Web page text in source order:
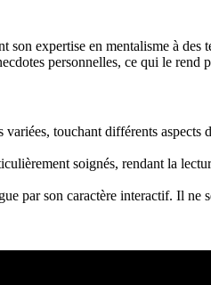
expertise en mentalisme à
personnelles, ce qui le rend
touchant différents
soignés, rendant la
par son caractère interactif. Il ne